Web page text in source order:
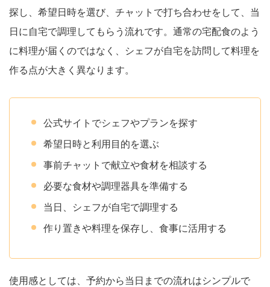
探し、希望日時を選び、チャットで打ち合わせをして、当
日に自宅で調理してもらう流れです。通常の宅配食のよう
に料理が届くのではなく、シェフが自宅を訪問して料理を
作る点が大きく異なります。
公式サイトでシェフやプランを探す
希望日時と利用目的を選ぶ
事前チャットで献立や食材を相談する
必要な食材や調理器具を準備する
当日、シェフが自宅で調理する
作り置きや料理を保存し、食事に活用する
使用感としては、予約から当日までの流れはシンプルで